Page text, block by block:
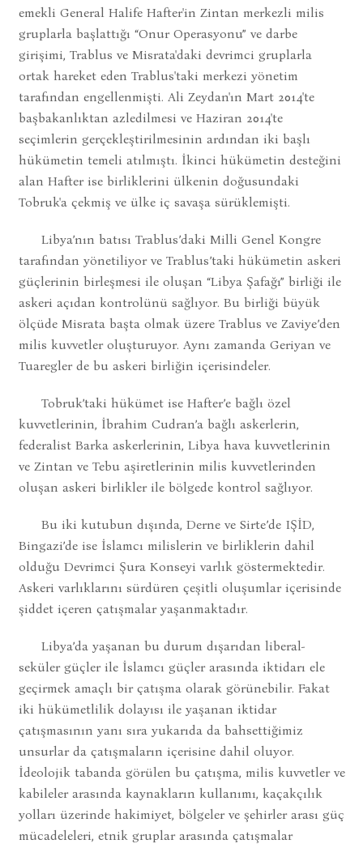
emekli General Halife Hafter'in Zintan merkezli milis
gruplarla başlattığı “Onur Operasyonu” ve darbe
girişimi, Trablus ve Misrata'daki devrimci gruplarla
ortak hareket eden Trablus'taki merkezi yönetim
tarafından engellenmişti. Ali Zeydan'ın Mart 2014'te
başbakanlıktan azledilmesi ve Haziran 2014'te
seçimlerin gerçekleştirilmesinin ardından iki başlı
hükümetin temeli atılmıştı. İkinci hükümetin desteğini
alan Hafter ise birliklerini ülkenin doğusundaki
Tobruk'a çekmiş ve ülke iç savaşa sürüklemişti.
Libya’nın batısı Trablus’daki Milli Genel Kongre
tarafından yönetiliyor ve Trablus’taki hükümetin askeri
güçlerinin birleşmesi ile oluşan “Libya Şafağı” birliği ile
askeri açıdan kontrolünü sağlıyor. Bu birliği büyük
ölçüde Misrata başta olmak üzere Trablus ve Zaviye’den
milis kuvvetler oluşturuyor. Aynı zamanda Geriyan ve
Tuaregler de bu askeri birliğin içerisindeler.
Tobruk’taki hükümet ise Hafter’e bağlı özel
kuvvetlerinin, İbrahim Cudran’a bağlı askerlerin,
federalist Barka askerlerinin, Libya hava kuvvetlerinin
ve Zintan ve Tebu aşiretlerinin milis kuvvetlerinden
oluşan askeri birlikler ile bölgede kontrol sağlıyor.
Bu iki kutubun dışında, Derne ve Sirte’de IŞİD,
Bingazi’de ise İslamcı milislerin ve birliklerin dahil
olduğu Devrimci Şura Konseyi varlık göstermektedir.
Askeri varlıklarını sürdüren çeşitli oluşumlar içerisinde
şiddet içeren çatışmalar yaşanmaktadır.
Libya’da yaşanan bu durum dışarıdan liberal-
seküler güçler ile İslamcı güçler arasında iktidarı ele
geçirmek amaçlı bir çatışma olarak görünebilir. Fakat
iki hükümetlilik dolayısı ile yaşanan iktidar
çatışmasının yanı sıra yukarıda da bahsettiğimiz
unsurlar da çatışmaların içerisine dahil oluyor.
İdeolojik tabanda görülen bu çatışma, milis kuvvetler ve
kabileler arasında kaynakların kullanımı, kaçakçılık
yolları üzerinde hakimiyet, bölgeler ve şehirler arası güç
mücadeleleri, etnik gruplar arasında çatışmalar